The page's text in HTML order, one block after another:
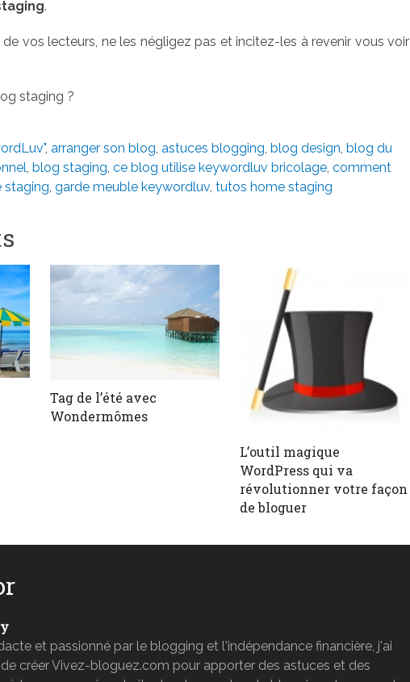
.
vos lecteurs, ne les négligez pas et incitez-les à revenir vous voir
staging ?
, arranger son blog, astuces blogging, blog design, blog du
, blog staging, ce blog utilise keywordluv bricolage, comment
staging, garde meuble keywordluv, tutos home staging
Tag de l’été avec
Wondermômes
L’outil magique
WordPress qui va
révolutionner votre façon
de bloguer
et passionné par le blogging et l'indépendance financière, j'ai
créer Vivez-bloguez.com pour apporter des astuces et des